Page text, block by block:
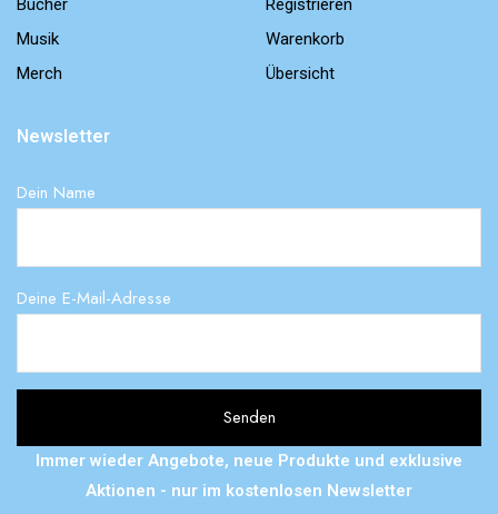
Bücher
Musik
Merch
Registrieren
Warenkorb
Übersicht
Newsletter
Dein Name
Deine E-Mail-Adresse
Immer wieder Angebote, neue Produkte und exklusive
Aktionen - nur im kostenlosen Newsletter